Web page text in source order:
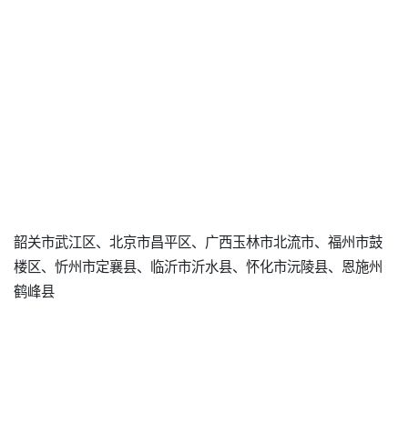
韶关市武江区、北京市昌平区、广西玉林市北流市、福州市鼓
楼区、忻州市定襄县、临沂市沂水县、怀化市沅陵县、恩施州
鹤峰县